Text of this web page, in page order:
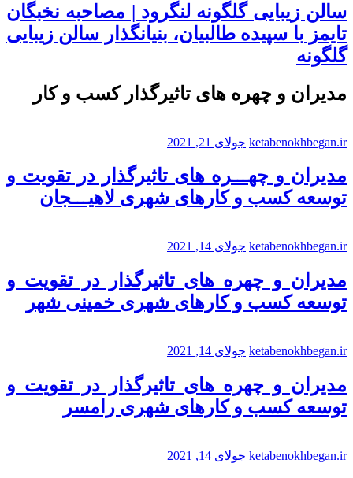
سالن زیبایی گلگونه لنگرود | مصاحبه نخبگان
تایمز با سپیده طالبیان، بنیانگذار سالن زیبایی
گلگونه
مدیران و چهره های تاثیرگذار کسب و کار
ketabenokhbegan.ir جولای 21, 2021
مدیران و چهـــره های تاثیرگذار در تقویت و
توسعه کسب و کارهای شهری لاهیـــجان
ketabenokhbegan.ir جولای 14, 2021
مدیران و چهره های تاثیرگذار در تقویت و
توسعه کسب و کارهای شهری خمینی شهر
ketabenokhbegan.ir جولای 14, 2021
مدیران و چهره های تاثیرگذار در تقویت و
توسعه کسب و کارهای شهری رامسر
ketabenokhbegan.ir جولای 14, 2021